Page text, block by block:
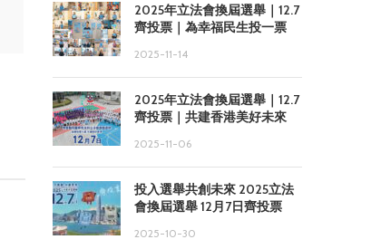
2025年立法會換屆選舉｜12.7
齊投票｜為幸福民生投一票
2025-11-14
2025年立法會換屆選舉｜12.7
齊投票｜共建香港美好未來
2025-11-06
投入選舉共創未來 2025立法
會換屆選舉 12月7日齊投票
2025-10-30